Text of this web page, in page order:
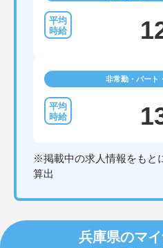
非常勤・パート
※掲載中の求人情報をもと
算出
兵庫県のマ